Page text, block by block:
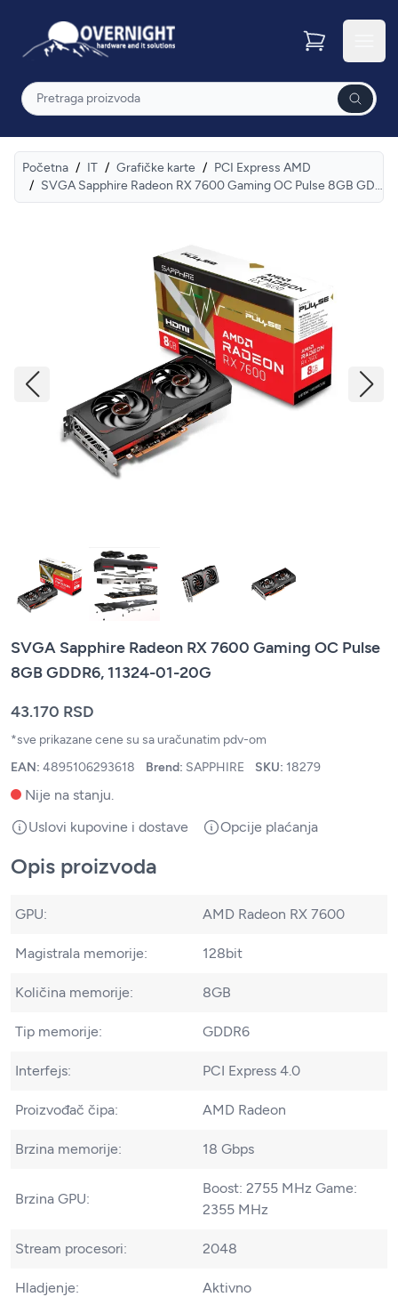
Overnight
Pretraga
Početna / IT / Grafičke karte / PCI Express AMD
/
SVGA Sapphire Radeon RX 7600 Gaming OC Pulse 8GB GDDR6, 11324-01-20G
SVGA Sapphire Radeon RX 7600 Gaming OC Pulse
8GB GDDR6, 11324-01-20G
43.170 RSD
*sve prikazane cene su sa uračunatim pdv-om
EAN: 4895106293618 Brend: SAPPHIRE SKU: 18279
Nije na stanju.
Uslovi kupovine i dostave
Opcije plaćanja
Opis proizvoda
GPU: AMD Radeon RX 7600
Magistrala memorije: 128bit
Količina memorije: 8GB
Tip memorije: GDDR6
Interfejs: PCI Express 4.0
Proizvođač čipa: AMD Radeon
Brzina memorije: 18 Gbps
Brzina GPU:
Boost: 2755 MHz Game:
2355 MHz
Stream procesori: 2048
Hladjenje: Aktivno